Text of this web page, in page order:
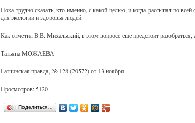
Пока трудно сказать, кто именно, с какой целью, и когда рассыпал по
для экологии и здоровья людей.
Как отметил В.В. Михальский, в этом вопросе еще предстоит
Татьяна МОЖАЕВА
Гатчинская правда, № 128 (20572) от 13 ноября
Просмотров: 5120
Поделиться…